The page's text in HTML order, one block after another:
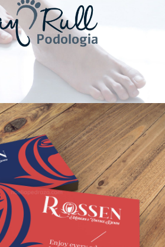
DISEÑO DE MARCA
CORPORATIVO